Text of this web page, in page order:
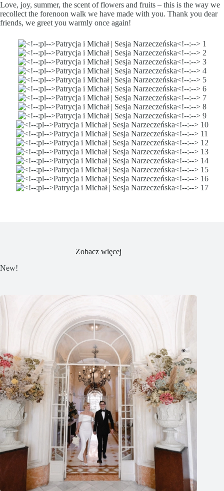
Love, joy, summer, the scent of flowers and fruits – this is the way we
recollect the forenoon walk we have made with you. Thank you dear
friends, we greet you warmly once again!
Zobacz więcej
New!